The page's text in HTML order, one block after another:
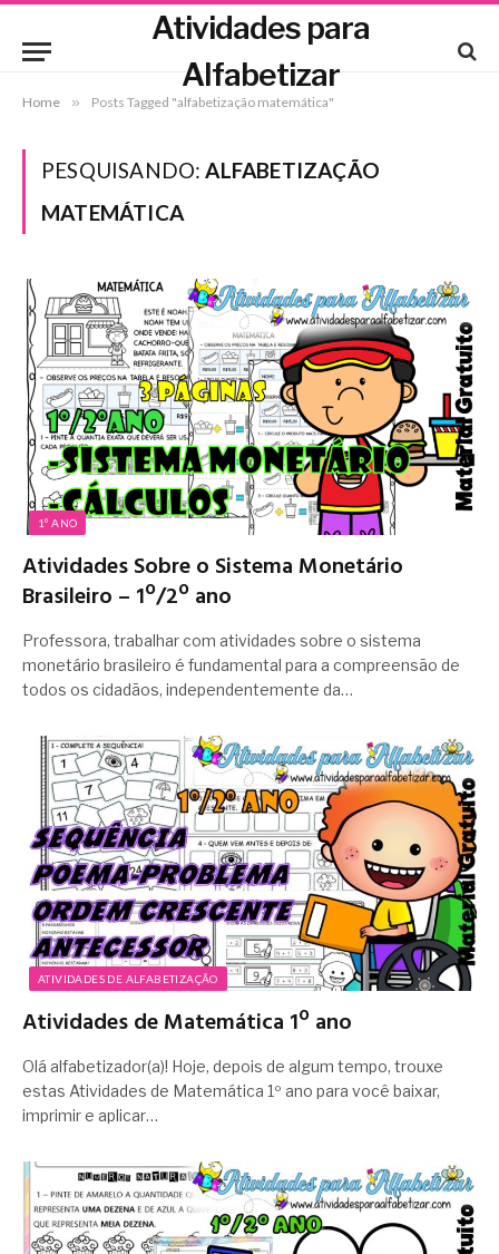
Atividades para
Alfabetizar
Home » Posts Tagged "alfabetização matemática"
PESQUISANDO:ALFABETIZAÇÃO
MATEMÁTICA
1º ANO
Atividades Sobre o Sistema Monetário
Brasileiro – 1º/2º ano
Professora, trabalhar com atividades sobre o sistema
monetário brasileiro é fundamental para a compreensão de
todos os cidadãos, independentemente da…
ATIVIDADES DE ALFABETIZAÇÃO
Atividades de Matemática 1º ano
Olá alfabetizador(a)! Hoje, depois de algum tempo, trouxe
estas Atividades de Matemática 1º ano para você baixar,
imprimir e aplicar…